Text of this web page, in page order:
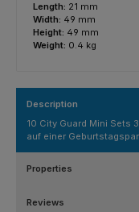
Length: 21 mm
Width: 49 mm
Height: 49 mm
Weight: 0.4 kg
Description
10 City Guard Mini Sets
auf einer
Properties
Reviews